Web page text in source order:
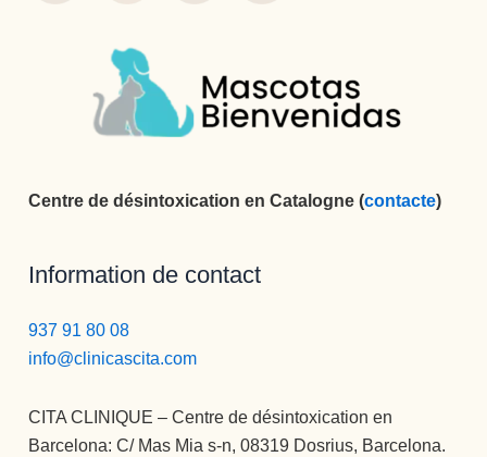
Centre de désintoxication en Catalogne (contacte)
Information de contact
937 91 80 08
info@clinicascita.com
CITA CLINIQUE – Centre de désintoxication en
Barcelona: C/ Mas Mia s-n, 08319 Dosrius, Barcelona.